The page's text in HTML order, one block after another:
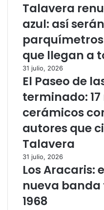
Talavera
azul: así
que llegan a
31 julio, 2026
El Paseo de
terminado:
cerámicos
autores que
Talavera
31 julio, 2026
Los Aracaris:
nueva
1968